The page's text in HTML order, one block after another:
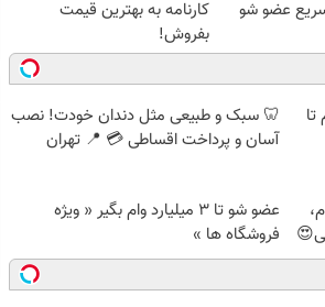
عضو شو
کارنامه به بهترین قیمت
بفروش!
۰.۵ گرم تا
🦷 سبک و طبیعی مثل دندان خودت! نصب
آسان و پرداخت اقساطی 💳 📍 تهران
عضو شو تا 3 میلیارد وام بگیر « ویژه
فروشگاه ها »